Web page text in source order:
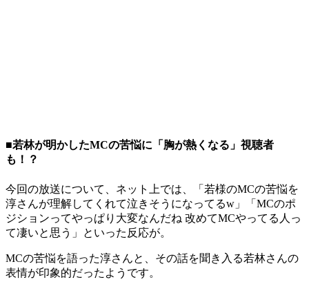
■若林が明かしたMCの苦悩に「胸が熱くなる」視聴者
も！？
今回の放送について、ネット上では、「若様のMCの苦悩を
淳さんが理解してくれて泣きそうになってるw」「MCのポ
ジションってやっぱり大変なんだね 改めてMCやってる人っ
て凄いと思う」といった反応が。
MCの苦悩を語った淳さんと、その話を聞き入る若林さんの
表情が印象的だったようです。